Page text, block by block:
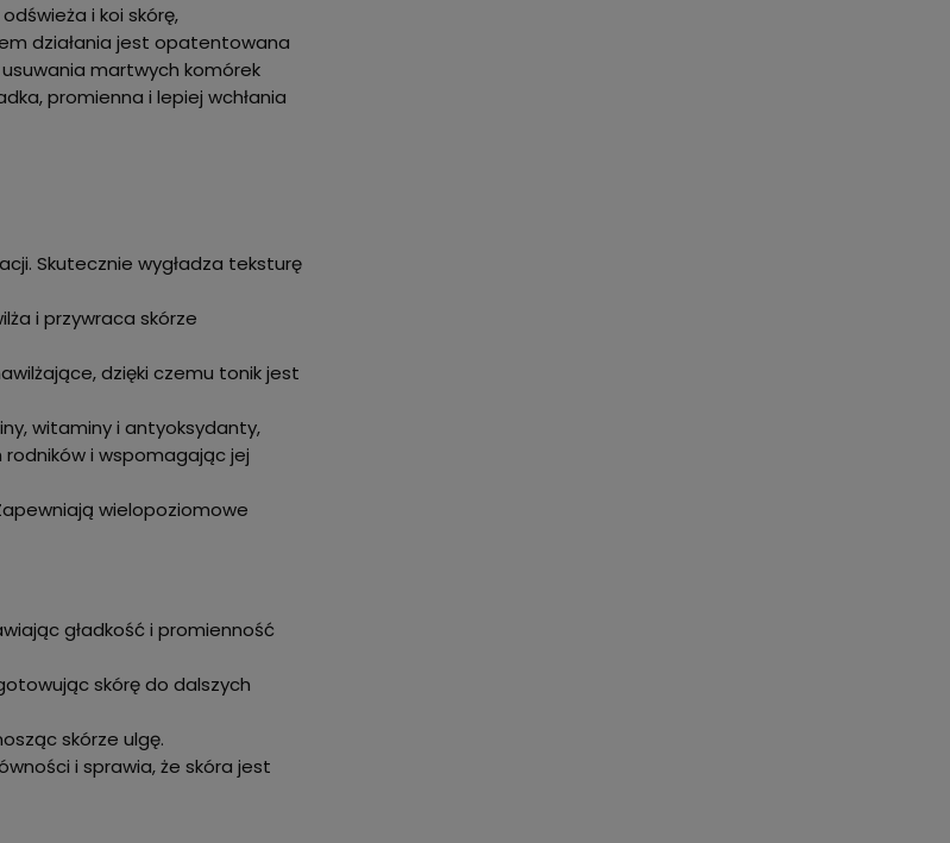
i koi skórę,
działania jest opatentowana
martwych komórek
promienna i lepiej wchłania
Skutecznie wygładza teksturę
i przywraca skórze
dzięki czemu tonik jest
witaminy i antyoksydanty,
rodników i wspomagając jej
wielopoziomowe
gładkość i promienność
skórę do dalszych
skórze ulgę.
i sprawia, że skóra jest